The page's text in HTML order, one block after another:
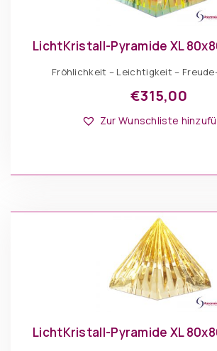
LichtKristall-Pyramide XL
Fröhlichkeit – Leichtigkeit –
€315,00
Zur Wunschliste
LichtKristall-Pyramide XL